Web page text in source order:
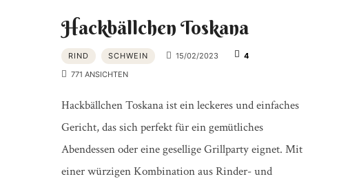
Hackbällchen Toskana
RIND SCHWEIN 15/02/2023
4
771 ANSICHTEN
Hackbällchen Toskana ist ein leckeres und einfaches
Gericht, das sich perfekt für ein gemütliches
Abendessen oder eine gesellige Grillparty eignet. Mit
einer würzigen Kombination aus Rinder- und